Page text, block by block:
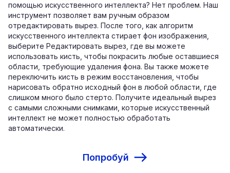
помощью искусственного интеллекта? Нет проблем. Наш
инструмент позволяет вам ручным образом
отредактировать вырез. После того, как алгоритм
искусственного интеллекта стирает фон изображения,
выберите Редактировать вырез, где вы можете
использовать кисть, чтобы покрасить любые оставшиеся
области, требующие удаления фона. Вы также можете
переключить кисть в режим восстановления, чтобы
нарисовать обратно исходный фон в любой области, где
слишком много было стерто. Получите идеальный вырез
с самыми сложными снимками, которые искусственный
интеллект не может полностью обработать
автоматически.
Попробуй